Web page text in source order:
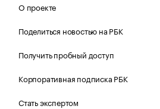
О проекте
Поделиться новостью на РБК
Получить пробный доступ
Корпоративная подписка РБК
Стать экспертом